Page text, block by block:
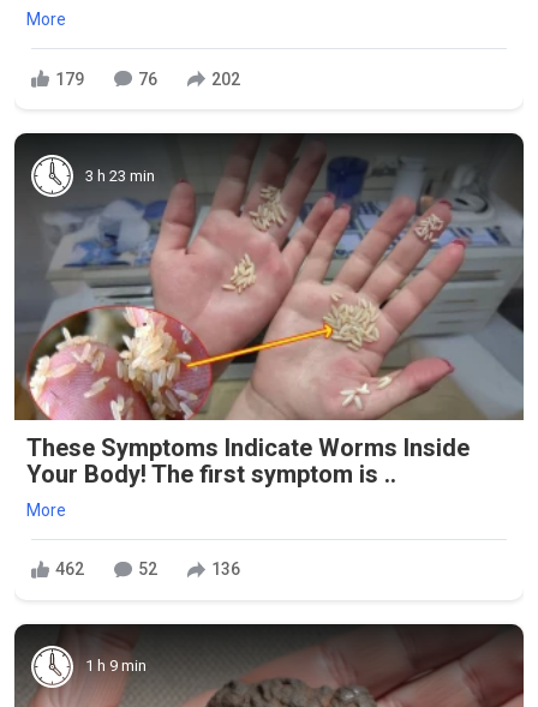
More
179 76 202
3 h 23 min
These Symptoms Indicate Worms Inside
Your Body! The first symptom is ..
More
462 52 136
1 h 9 min